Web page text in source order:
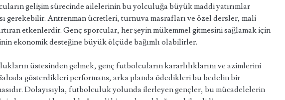
gelişim sürecinde ailelerinin bu yolculuğa büyük maddi yatırımlar
gerekebilir. Antrenman ücretleri, turnuva masrafları ve özel dersler, mali
etkenlerdir. Genç sporcular, her şeyin mükemmel gitmesini sağlamak için
ekonomik desteğine büyük ölçüde bağımlı olabilirler.
üstesinden gelmek, genç futbolcuların kararlılıklarını ve azimlerini
gösterdikleri performans, arka planda ödedikleri bu bedelin bir
Dolayısıyla, futbolculuk yolunda ilerleyen gençler, bu mücadelelerin